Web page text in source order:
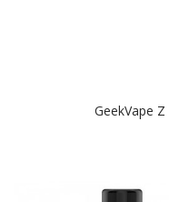
GeekVape